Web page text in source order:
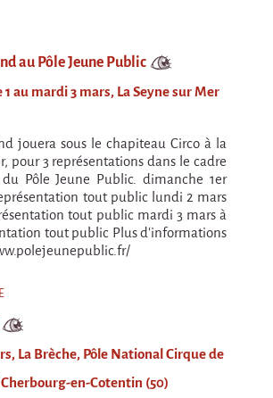
provisoire)
(titre provisoire)
qu'on va où !?
au Pôle Jeune Public
au mardi 3 mars, La Seyne sur Mer
jouera sous le chapiteau Circo à la
pour 3 représentations dans le cadre
Pôle Jeune Public. dimanche 1er
tout public lundi 2 mars
tout public mardi 3 mars à
tout public Plus d'informations
La Brèche, Pôle National Cirque de
en-Cotentin (50)